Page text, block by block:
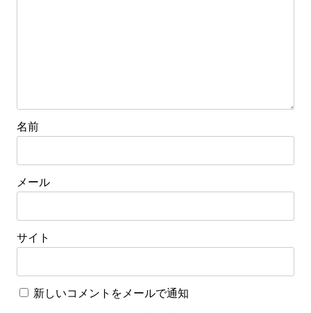
名前
メール
サイト
新しいコメントをメールで通知